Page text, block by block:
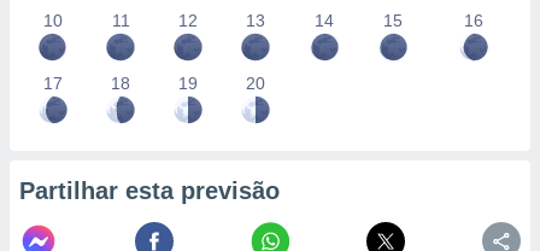
10 11 12 13 14 15 16
17 18 19 20
Partilhar esta previsão